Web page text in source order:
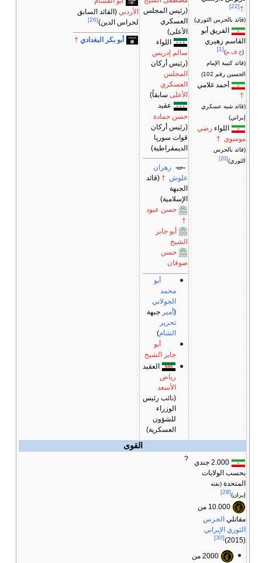
†
[22]
(قائد بالحرس الثوري)
الفريق أبو
القاسم زهيري
(ج.ف.م)
[1]
(قائد كتيبة الإمام
الحسين رقم 102)
أحمد غلامي
†
(قائد شبه عسكري
إيراني)
اللواء رضي
موسوي †
(قائد بالحرس
الثوري) [20]
(رئيس المجلس
العسكري
الأعلى)
اللواء
سالم إدريس
(رئيس أركان
المجلس
العسكري
الأعلى سابقاً)
عقيد
حسن حمادة
(رئيس أركان
قوات سوريا
الديمقراطية)
زهران
علوش † (قائد
الجبهة
الإسلامية)
حسن عبود
†
أبو جابر
الشيخ
حسن
صوفان
أبو
محمد
الجولاني
(أمير جبهة
تحرير
الشام)
أبو
جابر الشيخ
العقيد
رياض
الأسعد
(نائب رئيس
الوزراء
للشؤون
العسكرية)
الأردني (القائد السابق
لحراس الدين)[26]
أبو بكر البغدادي †
القوى
2.000 جندي
بحسب الولايات
المتحدة (نفته
إيران)[29]
10.000 من
مقاتلي الحرس
الثوري الإيراني
(2015)
[30]
2000 من
?